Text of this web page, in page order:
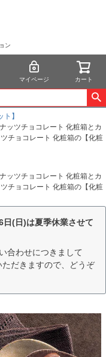
ン
マイページ カート
ト】
ッツチョコレート 化粧箱とカ
チョコレート 化粧箱の【化粧
ッツチョコレート 化粧箱とカ
チョコレート 化粧箱の【化粧
(日)は夏季休業させて
合わせにつきまして
だきますので、どうぞ